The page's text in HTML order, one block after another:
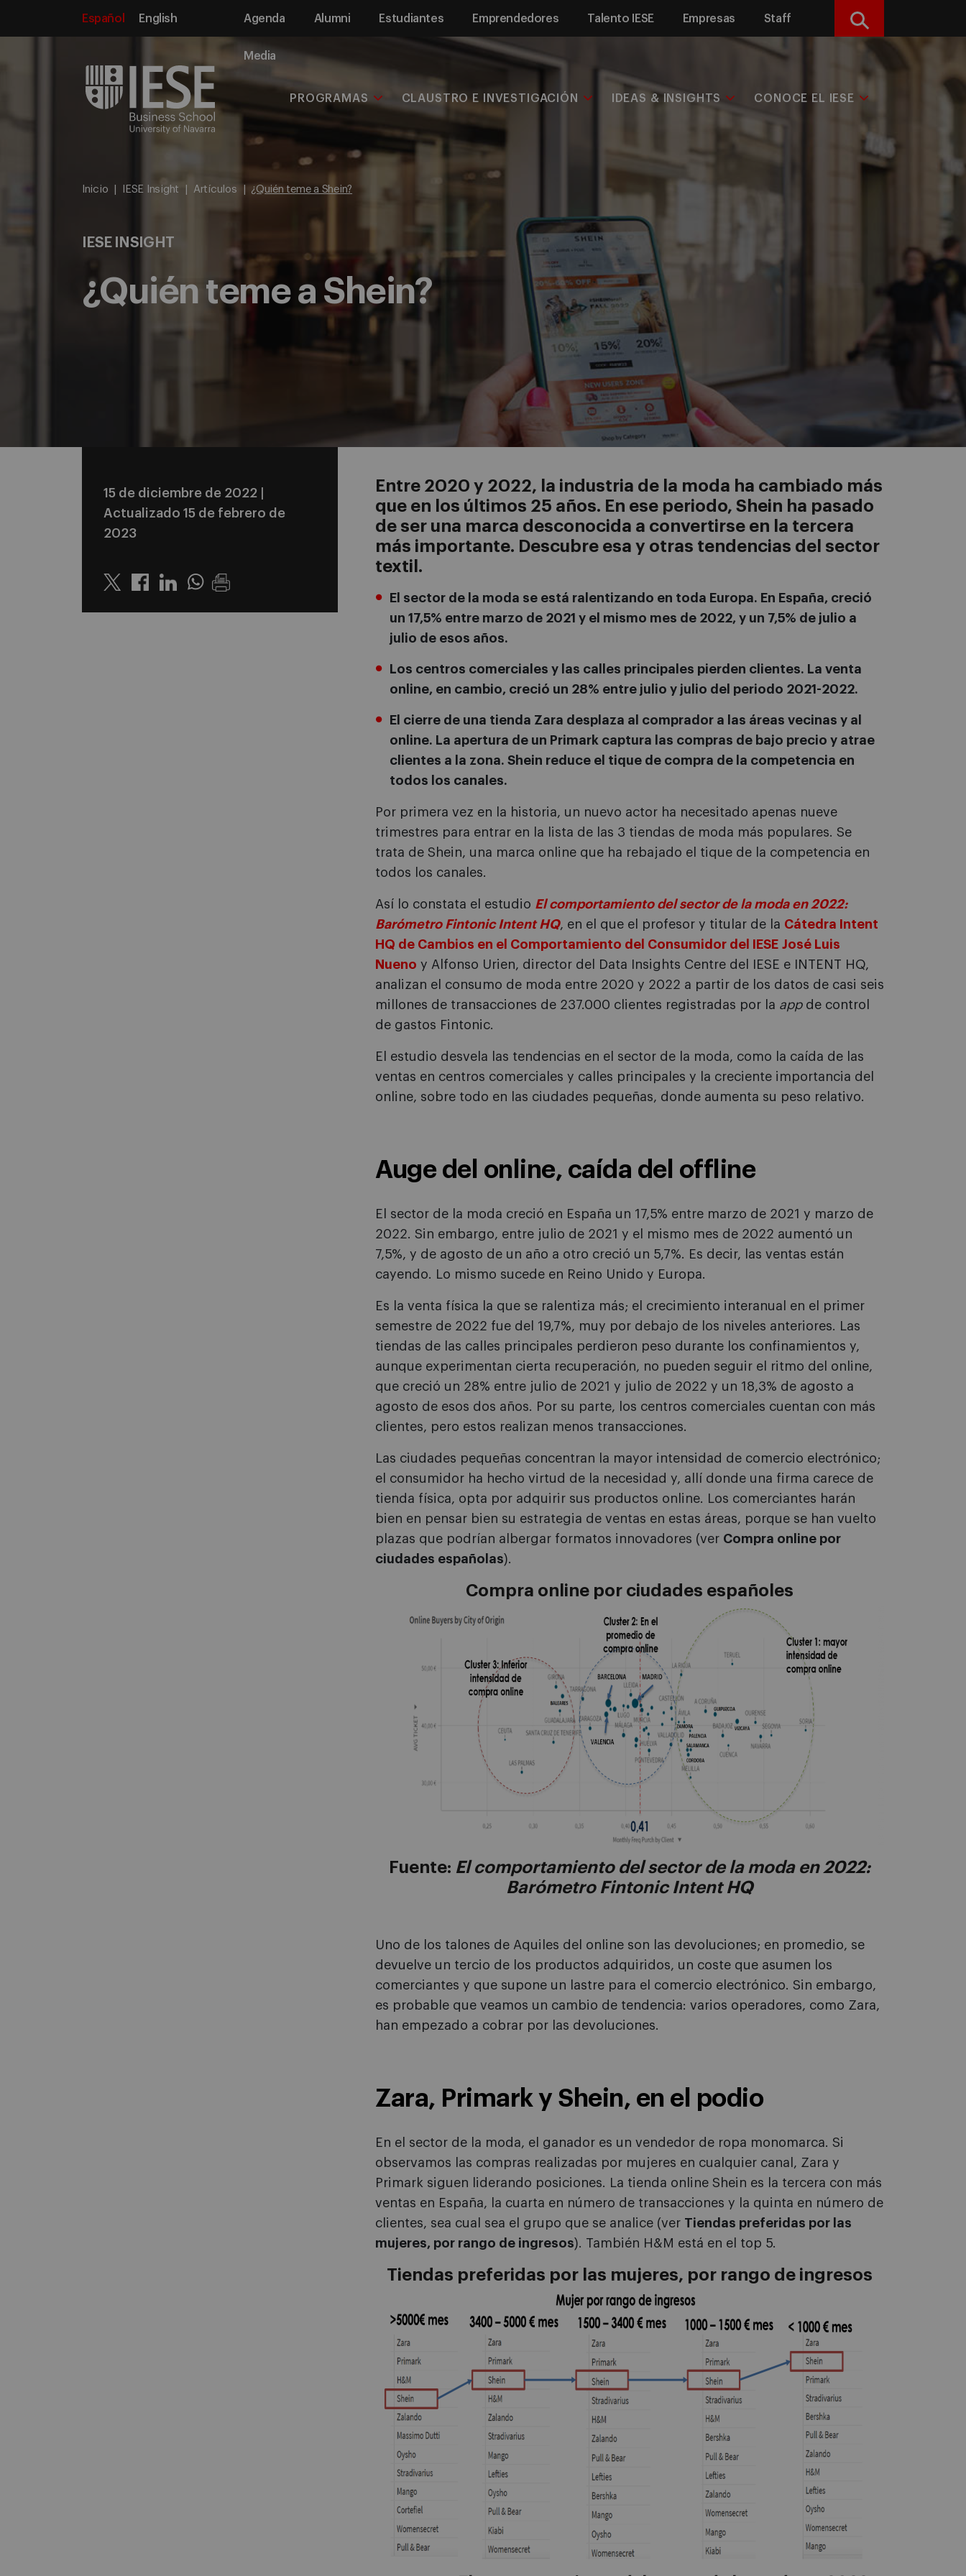
Español English Agenda Alumni Estudiantes Emprendedores Talento IESE Empresas Staff
Media
Buscar
PROGRAMAS CLAUSTRO E INVESTIGACIÓN IDEAS & INSIGHTS CONOCE EL IESE
Inicio IESE Insight Artículos ¿Quién teme a Shein?
IESE INSIGHT
¿Quién teme a Shein?
15 de diciembre de 2022
Actualizado 15 de febrero de
2023
Twitter LinkedinWhatsapp
Entre 2020 y 2022, la industria de la moda ha cambiado más
que en los últimos 25 años. En ese periodo, Shein ha pasado
de ser una marca desconocida a convertirse en la tercera
más importante. Descubre esa y otras tendencias del sector
textil.
El sector de la moda se está ralentizando en toda Europa. En España, creció
un 17,5% entre marzo de 2021 y el mismo mes de 2022, y un 7,5% de julio a
julio de esos años.
Los centros comerciales y las calles principales pierden clientes. La venta
online, en cambio, creció un 28% entre julio y julio del periodo 2021-2022.
El cierre de una tienda Zara desplaza al comprador a las áreas vecinas y al
online. La apertura de un Primark captura las compras de bajo precio y atrae
clientes a la zona. Shein reduce el tique de compra de la competencia en
todos los canales.
Por primera vez en la historia, un nuevo actor ha necesitado apenas nueve
trimestres para entrar en la lista de las 3 tiendas de moda más populares. Se
trata de Shein, una marca online que ha rebajado el tique de la competencia en
todos los canales.
Así lo constata el estudio El comportamiento del sector de la moda en 2022:
Barómetro Fintonic Intent HQ, en el que el profesor y titular de la Cátedra Intent
HQ de Cambios en el Comportamiento del Consumidor del IESE José Luis
Nueno y Alfonso Urien, director del Data Insights Centre del IESE e INTENT HQ,
analizan el consumo de moda entre 2020 y 2022 a partir de los datos de casi seis
millones de transacciones de 237.000 clientes registradas por la app de control
de gastos Fintonic.
El estudio desvela las tendencias en el sector de la moda, como la caída de las
ventas en centros comerciales y calles principales y la creciente importancia del
online, sobre todo en las ciudades pequeñas, donde aumenta su peso relativo.
Auge del online, caída del offline
El sector de la moda creció en España un 17,5% entre marzo de 2021 y marzo de
2022. Sin embargo, entre julio de 2021 y el mismo mes de 2022 aumentó un
7,5%, y de agosto de un año a otro creció un 5,7%. Es decir, las ventas están
cayendo. Lo mismo sucede en Reino Unido y Europa.
Es la venta física la que se ralentiza más; el crecimiento interanual en el primer
semestre de 2022 fue del 19,7%, muy por debajo de los niveles anteriores. Las
tiendas de las calles principales perdieron peso durante los confinamientos y,
aunque experimentan cierta recuperación, no pueden seguir el ritmo del online,
que creció un 28% entre julio de 2021 y julio de 2022 y un 18,3% de agosto a
agosto de esos dos años. Por su parte, los centros comerciales cuentan con más
clientes, pero estos realizan menos transacciones.
Las ciudades pequeñas concentran la mayor intensidad de comercio electrónico;
el consumidor ha hecho virtud de la necesidad y, allí donde una firma carece de
tienda física, opta por adquirir sus productos online. Los comerciantes harán
bien en pensar bien su estrategia de ventas en estas áreas, porque se han vuelto
plazas que podrían albergar formatos innovadores (ver Compra online por
ciudades españolas).
Compra online por ciudades españoles
Fuente: El comportamiento del sector de la moda en 2022:
Barómetro Fintonic Intent HQ
Uno de los talones de Aquiles del online son las devoluciones; en promedio, se
devuelve un tercio de los productos adquiridos, un coste que asumen los
comerciantes y que supone un lastre para el comercio electrónico. Sin embargo,
es probable que veamos un cambio de tendencia: varios operadores, como Zara,
han empezado a cobrar por las devoluciones.
Zara, Primark y Shein, en el podio
En el sector de la moda, el ganador es un vendedor de ropa monomarca. Si
observamos las compras realizadas por mujeres en cualquier canal, Zara y
Primark siguen liderando posiciones. La tienda online Shein es la tercera con más
ventas en España, la cuarta en número de transacciones y la quinta en número de
clientes, sea cual sea el grupo que se analice (ver Tiendas preferidas por las
mujeres, por rango de ingresos). También H&M está en el top 5.
Tiendas preferidas por las mujeres, por rango de ingresos